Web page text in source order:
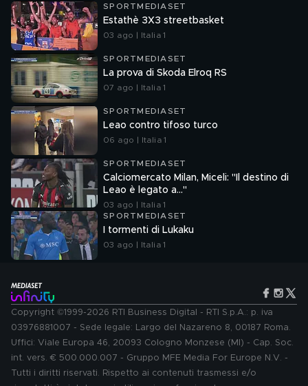
SPORTMEDIASET
Estathè 3X3 streetbasket
03 ago | Italia 1
SPORTMEDIASET
La prova di Skoda Elroq RS
07 ago | Italia 1
SPORTMEDIASET
Leao contro tifoso turco
06 ago | Italia 1
SPORTMEDIASET
Calciomercato Milan, Miceli: "Il destino di
Leao è legato a..."
03 ago | Italia 1
SPORTMEDIASET
I tormenti di Lukaku
03 ago | Italia 1
Copyright ©1999-2026 RTI Business Digital - RTI S.p.A.: p. iva
03976881007 - Sede legale: Largo del Nazareno 8, 00187 Roma.
Uffici: Viale Europa 46, 20093 Cologno Monzese (MI) - Cap. Soc.
int. vers. € 500.000.007 - Gruppo MFE Media For Europe N.V. -
Tutti i diritti riservati. Rispetto ai contenuti trasmessi e/o